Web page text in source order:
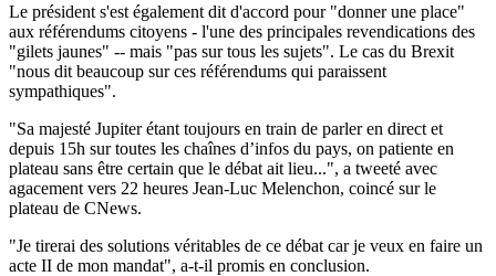
Le président s'est également dit d'accord pour "donner une place"
aux référendums citoyens - l'une des principales revendications des
"gilets jaunes" -- mais "pas sur tous les sujets". Le cas du Brexit
"nous dit beaucoup sur ces référendums qui paraissent
sympathiques".
"Sa majesté Jupiter étant toujours en train de parler en direct et
depuis 15h sur toutes les chaînes d’infos du pays, on patiente en
plateau sans être certain que le débat ait lieu...", a tweeté avec
agacement vers 22 heures Jean-Luc Melenchon, coincé sur le
plateau de CNews.
"Je tirerai des solutions véritables de ce débat car je veux en faire un
acte II de mon mandat", a-t-il promis en conclusion.